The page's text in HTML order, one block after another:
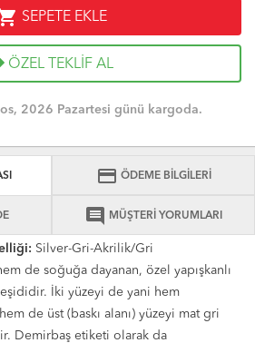
SEPETE EKLE
ÖZEL TEKLİF AL
2026 Pazartesi günü kargoda.
credit_card ÖDEME BİLGİLERİ
comment MÜŞTERİ YORUMLARI
Silver-Gri-Akrilik/Gri
de soğuğa dayanan, özel yapışkanlı
İki yüzeyi de yani hem
hem de üst (baskı alanı) yüzeyi mat gri
Demirbaş etiketi olarak da